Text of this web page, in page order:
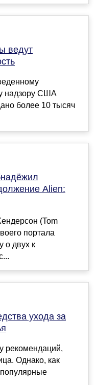
ведут
надзору США
более 10 тысяч
Alien:
(Tom
портала
о двух к
ухода за
рекомендаций,
Однако, как